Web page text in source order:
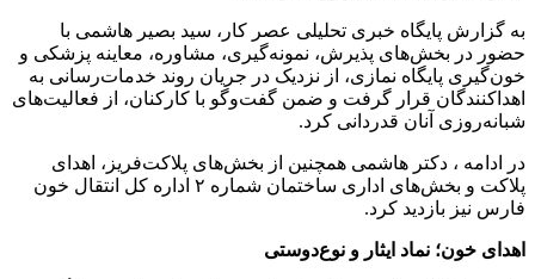
به گزارش پایگاه خبری تحلیلی عصر کار، سید بصیر هاشمی با
حضور در بخش‌های پذیرش، نمونه‌گیری، مشاوره، معاینه پزشکی و
خون‌گیری پایگاه نمازی، از نزدیک در جریان روند خدمات‌رسانی به
اهداکنندگان قرار گرفت و ضمن گفت‌وگو با کارکنان، از فعالیت‌های
شبانه‌روزی آنان قدردانی کرد.
در ادامه ، دکتر هاشمی همچنین از بخش‌های پلاکت‌فریز، اهدای
پلاکت و بخش‌های اداری ساختمان شماره ۲ اداره کل انتقال خون
فارس نیز بازدید کرد.
اهدای خون؛ نماد ایثار و نوع‌دوستی